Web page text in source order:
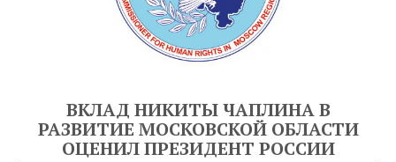
ВКЛАД НИКИТЫ ЧАПЛИНА В
РАЗВИТИЕ МОСКОВСКОЙ ОБЛАСТИ
ОЦЕНИЛ ПРЕЗИДЕНТ РОССИИ